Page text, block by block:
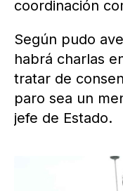
coordinación
Según pudo
habrá charlas
tratar de
paro sea un
jefe de Estado.